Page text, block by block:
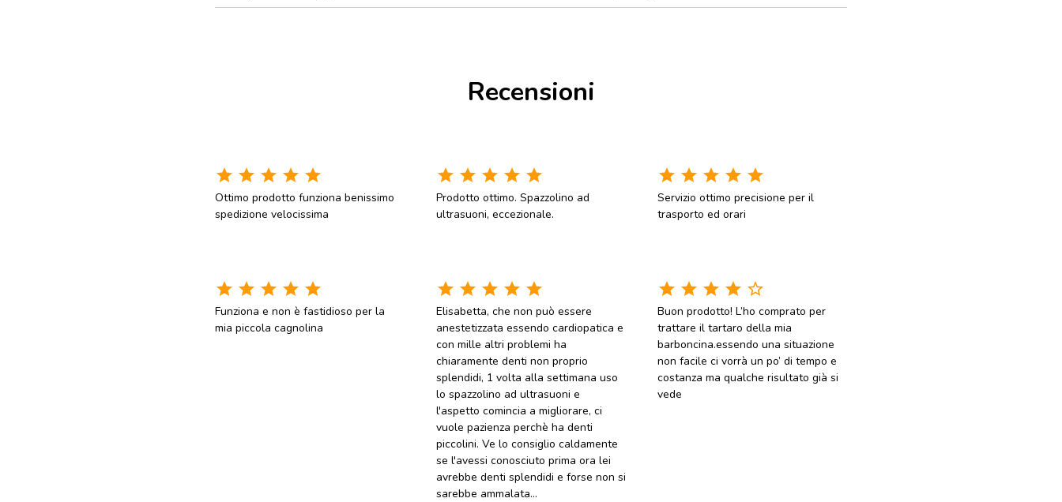
Recensioni
star star star star star
Ottimo prodotto funziona benissimo
spedizione velocissima
star star star star star
Prodotto ottimo. Spazzolino ad
ultrasuoni, eccezionale.
star star star star star
Servizio ottimo precisione per il
trasporto ed orari
star star star star star
Funziona e non è fastidioso per la
mia piccola cagnolina
star star star star star
Elisabetta, che non può essere
anestetizzata essendo cardiopatica e
con mille altri problemi ha
chiaramente denti non proprio
splendidi, 1 volta alla settimana uso
lo spazzolino ad ultrasuoni e
l'aspetto comincia a migliorare, ci
vuole pazienza perchè ha denti
piccolini. Ve lo consiglio caldamente
se l'avessi conosciuto prima ora lei
avrebbe denti splendidi e forse non si
sarebbe ammalata...
star star star star star_border
Buon prodotto! L’ho comprato per
trattare il tartaro della mia
barboncina.essendo una situazione
non facile ci vorrà un po’ di tempo e
costanza ma qualche risultato già si
vede